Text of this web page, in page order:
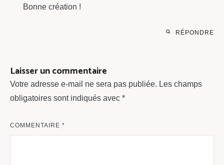
Bonne création !
RÉPONDRE
Laisser un commentaire
Votre adresse e-mail ne sera pas publiée. Les champs
obligatoires sont indiqués avec *
COMMENTAIRE *